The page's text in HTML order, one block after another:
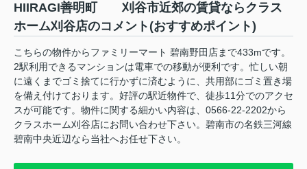
HIIRAGI善明町 刈谷市近郊の賃貸ならクラス
ホーム刈谷店のコメント(おすすめポイント)
こちらの物件からファミリーマート 碧南野田店まで433mです。
2駅利用できるマンションは電車での移動が便利です。忙しい朝
に遠くまでゴミ捨てに行かずに済むように、共用部にゴミ置き場
を備え付けております。好評の駅近物件で、徒歩11分でのアクセ
スが可能です。物件に関する細かい内容は、0566-22-2202から
クラスホーム刈谷店にお問い合わせ下さい。碧南市の名鉄三河線
碧南中央近辺なら当社へお任せ下さい。